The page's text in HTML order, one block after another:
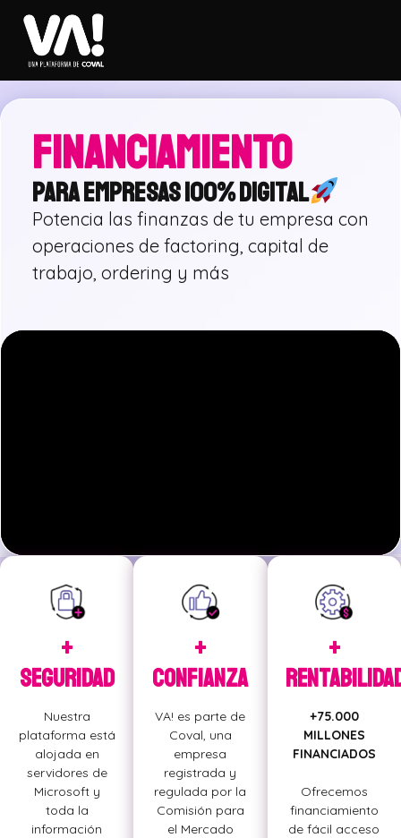
FINANCIAMIENTO
PARA EMPRESAS 100% DIGITAL
Potencia las finanzas de tu empresa con
operaciones de factoring, capital de
trabajo, ordering y más
+
Seguridad
Nuestra
plataforma está
alojada en
servidores de
Microsoft y
toda la
información
+
Confianza
VA! es parte de
Coval, una
empresa
registrada y
regulada por la
Comisión para
el Mercado
+
+75.000
MILLONES
FINANCIADOS
Ofrecemos
financiamiento
de fácil acceso